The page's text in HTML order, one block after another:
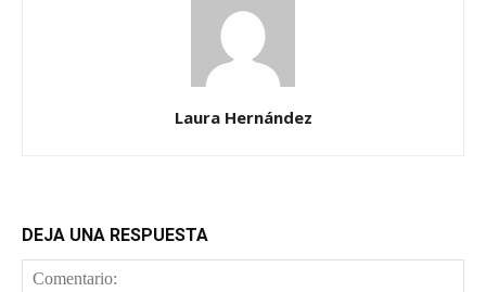
Laura Hernández
DEJA UNA RESPUESTA